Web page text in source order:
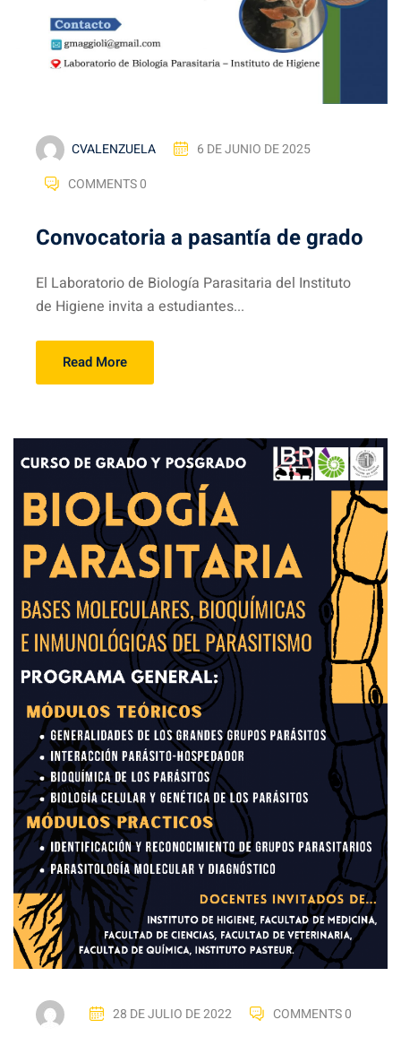
CVALENZUELA
6 DE JUNIO DE 2025
COMMENTS 0
Convocatoria a pasantía de grado
El Laboratorio de Biología Parasitaria del Instituto
de Higiene invita a estudiantes...
Read More
28 DE JULIO DE 2022 COMMENTS 0